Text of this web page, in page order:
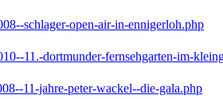
schlager-open-air-in-ennigerloh.php
11.-dortmunder-fernsehgarten-im-
11-jahre-peter-wackel--die-gala.php